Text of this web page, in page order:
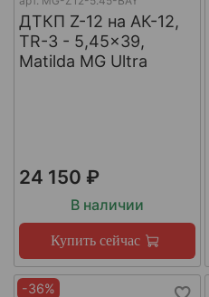
ДТКП Z-12 на АК-12,
TR-3 - 5,45x39,
Matilda MG Ultra
24 150 ₽
В наличии
Купить сейчас
-36%